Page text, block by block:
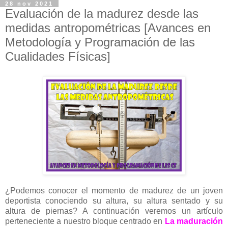
28 nov 2021
Evaluación de la madurez desde las
medidas antropométricas [Avances en
Metodología y Programación de las
Cualidades Físicas]
¿Podemos conocer el momento de madurez de un joven
deportista conociendo su altura, su altura sentado y su
altura de piernas? A continuación veremos un artículo
perteneciente a nuestro bloque centrado en La maduración